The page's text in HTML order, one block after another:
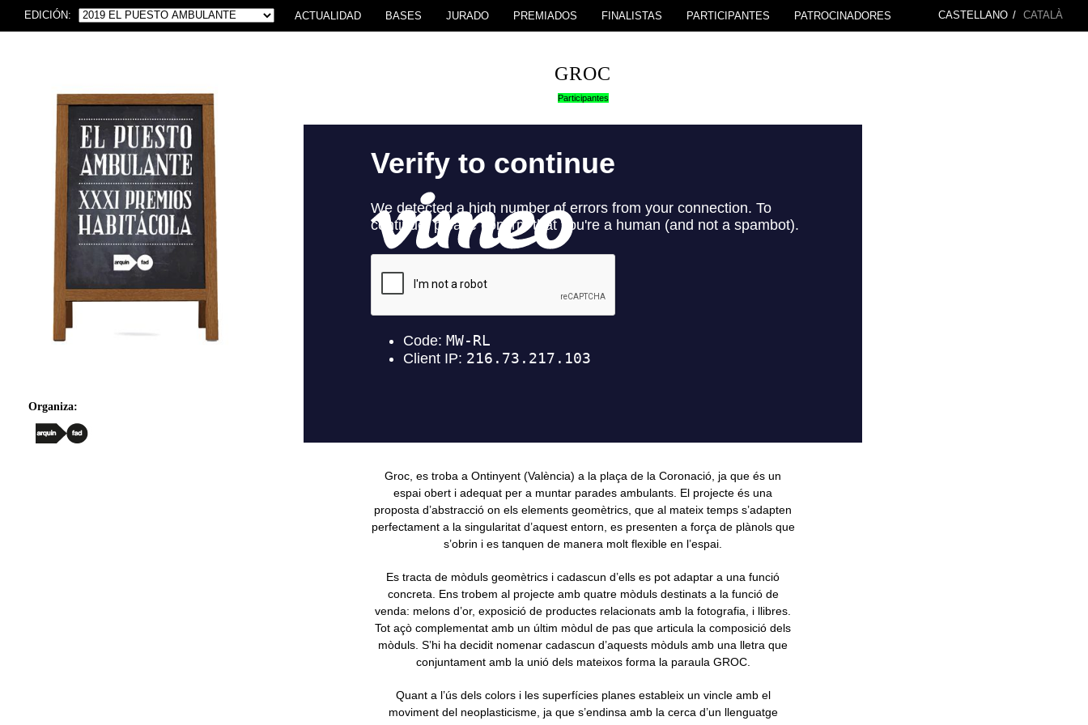
EDICIÓN: ACTUALIDAD BASES JURADO PREMIADOS FINALISTAS PARTICIPANTES PATROCINADORES CASTELLANO / CATALÀ
Organiza:
GROC
Participantes
Groc, es troba a Ontinyent (València) a la plaça de la Coronació, ja que és un
espai obert i adequat per a muntar parades ambulants. El projecte és una
proposta d’abstracció on els elements geomètrics, que al mateix temps s’adapten
perfectament a la singularitat d’aquest entorn, es presenten a força de plànols que
s’obrin i es tanquen de manera molt flexible en l’espai.
Es tracta de mòduls geomètrics i cadascun d’ells es pot adaptar a una funció
concreta. Ens trobem al projecte amb quatre mòduls destinats a la funció de
venda: melons d’or, exposició de productes relacionats amb la fotografia, i llibres.
Tot açò complementat amb un últim mòdul de pas que articula la composició dels
mòduls. S’hi ha decidit nomenar cadascun d’aquests mòduls amb una lletra que
conjuntament amb la unió dels mateixos forma la paraula GROC.
Quant a l’ús dels colors i les superfícies planes estableix un vincle amb el
moviment del neoplasticisme, ja que s’endinsa amb la cerca d’un llenguatge